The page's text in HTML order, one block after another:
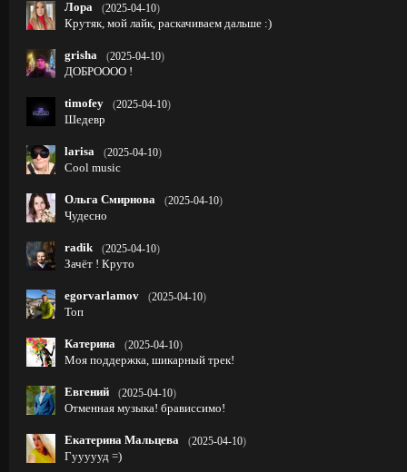
Лора (2025-04-10)
Крутяк, мой лайк, раскачиваем дальше :)
grisha (2025-04-10)
ДОБРОООО !
timofey (2025-04-10)
Шедевр
larisa (2025-04-10)
Cool music
Ольга Смирнова (2025-04-10)
Чудесно
radik (2025-04-10)
Зачёт ! Круто
egorvarlamov (2025-04-10)
Топ
Катерина (2025-04-10)
Моя поддержка, шикарный трек!
Евгений (2025-04-10)
Отменная музыка! брависсимо!
Екатерина Мальцева (2025-04-10)
Гуууууд =)